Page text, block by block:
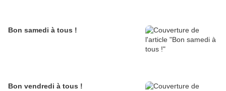
Bon samedi à tous !
Bon vendredi à tous !